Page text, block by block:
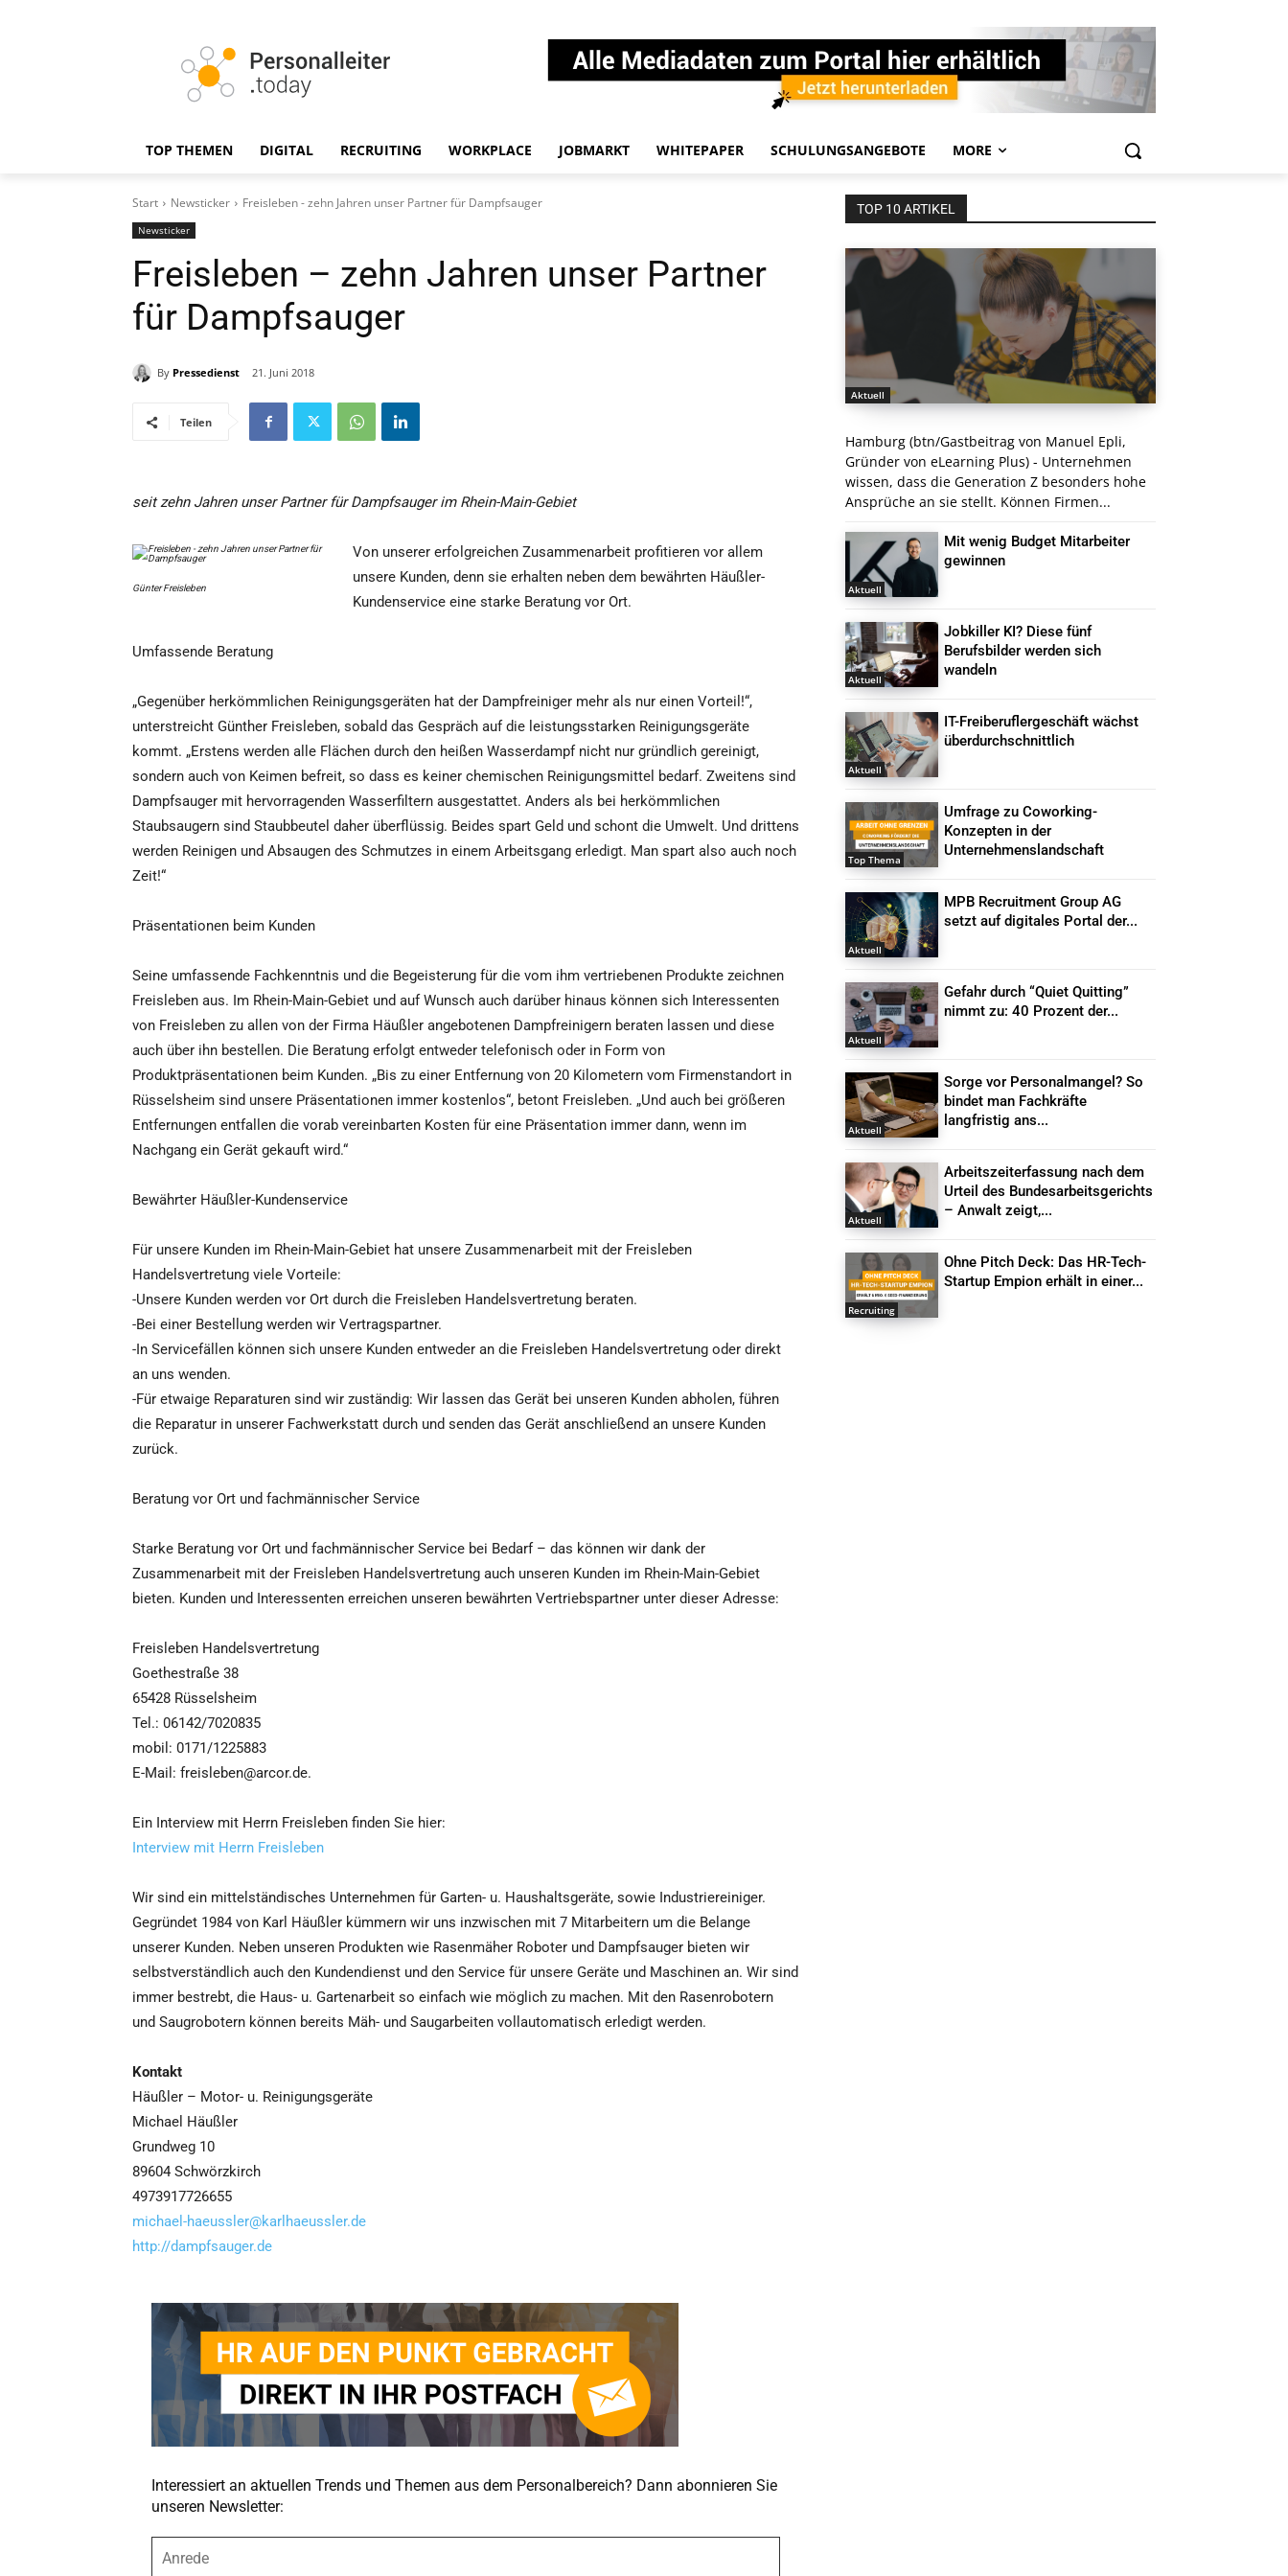
TOP THEMEN DIGITAL RECRUITING WORKPLACE JOBMARKT WHITEPAPER SCHULUNGSANGEBOTE MORE
Start Newsticker Freisleben - zehn Jahren unser Partner für Dampfsauger
Newsticker
Freisleben – zehn Jahren unser Partner
für Dampfsauger
By Pressedienst 21. Juni 2018
Teilen
seit zehn Jahren unser Partner für Dampfsauger im Rhein-Main-Gebiet
Günter Freisleben
Von unserer erfolgreichen Zusammenarbeit profitieren vor allem
unsere Kunden, denn sie erhalten neben dem bewährten Häußler-
Kundenservice eine starke Beratung vor Ort.
Umfassende Beratung
„Gegenüber herkömmlichen Reinigungsgeräten hat der Dampfreiniger mehr als nur einen Vorteil!“,
unterstreicht Günther Freisleben, sobald das Gespräch auf die leistungsstarken Reinigungsgeräte
kommt. „Erstens werden alle Flächen durch den heißen Wasserdampf nicht nur gründlich gereinigt,
sondern auch von Keimen befreit, so dass es keiner chemischen Reinigungsmittel bedarf. Zweitens sind
Dampfsauger mit hervorragenden Wasserfiltern ausgestattet. Anders als bei herkömmlichen
Staubsaugern sind Staubbeutel daher überflüssig. Beides spart Geld und schont die Umwelt. Und drittens
werden Reinigen und Absaugen des Schmutzes in einem Arbeitsgang erledigt. Man spart also auch noch
Zeit!“
Präsentationen beim Kunden
Seine umfassende Fachkenntnis und die Begeisterung für die vom ihm vertriebenen Produkte zeichnen
Freisleben aus. Im Rhein-Main-Gebiet und auf Wunsch auch darüber hinaus können sich Interessenten
von Freisleben zu allen von der Firma Häußler angebotenen Dampfreinigern beraten lassen und diese
auch über ihn bestellen. Die Beratung erfolgt entweder telefonisch oder in Form von
Produktpräsentationen beim Kunden. „Bis zu einer Entfernung von 20 Kilometern vom Firmenstandort in
Rüsselsheim sind unsere Präsentationen immer kostenlos“, betont Freisleben. „Und auch bei größeren
Entfernungen entfallen die vorab vereinbarten Kosten für eine Präsentation immer dann, wenn im
Nachgang ein Gerät gekauft wird.“
Bewährter Häußler-Kundenservice
Für unsere Kunden im Rhein-Main-Gebiet hat unsere Zusammenarbeit mit der Freisleben
Handelsvertretung viele Vorteile:
-Unsere Kunden werden vor Ort durch die Freisleben Handelsvertretung beraten.
-Bei einer Bestellung werden wir Vertragspartner.
-In Servicefällen können sich unsere Kunden entweder an die Freisleben Handelsvertretung oder direkt
an uns wenden.
-Für etwaige Reparaturen sind wir zuständig: Wir lassen das Gerät bei unseren Kunden abholen, führen
die Reparatur in unserer Fachwerkstatt durch und senden das Gerät anschließend an unsere Kunden
zurück.
Beratung vor Ort und fachmännischer Service
Starke Beratung vor Ort und fachmännischer Service bei Bedarf – das können wir dank der
Zusammenarbeit mit der Freisleben Handelsvertretung auch unseren Kunden im Rhein-Main-Gebiet
bieten. Kunden und Interessenten erreichen unseren bewährten Vertriebspartner unter dieser Adresse:
Freisleben Handelsvertretung
Goethestraße 38
65428 Rüsselsheim
Tel.: 06142/7020835
mobil: 0171/1225883
E-Mail: freisleben@arcor.de.
Ein Interview mit Herrn Freisleben finden Sie hier:
Interview mit Herrn Freisleben
Wir sind ein mittelständisches Unternehmen für Garten- u. Haushaltsgeräte, sowie Industriereiniger.
Gegründet 1984 von Karl Häußler kümmern wir uns inzwischen mit 7 Mitarbeitern um die Belange
unserer Kunden. Neben unseren Produkten wie Rasenmäher Roboter und Dampfsauger bieten wir
selbstverständlich auch den Kundendienst und den Service für unsere Geräte und Maschinen an. Wir sind
immer bestrebt, die Haus- u. Gartenarbeit so einfach wie möglich zu machen. Mit den Rasenrobotern
und Saugrobotern können bereits Mäh- und Saugarbeiten vollautomatisch erledigt werden.
Kontakt
Häußler – Motor- u. Reinigungsgeräte
Michael Häußler
Grundweg 10
89604 Schwörzkirch
4973917726655
michael-haeussler@karlhaeussler.de
http://dampfsauger.de
Interessiert an aktuellen Trends und Themen aus dem Personalbereich? Dann abonnieren Sie
unseren Newsletter:
TOP 10 ARTIKEL
Aktuell
Hamburg (btn/Gastbeitrag von Manuel Epli,
Gründer von eLearning Plus) - Unternehmen
wissen, dass die Generation Z besonders hohe
Ansprüche an sie stellt. Können Firmen...
Aktuell
Mit wenig Budget Mitarbeiter
gewinnen
Aktuell
Jobkiller KI? Diese fünf
Berufsbilder werden sich
wandeln
Aktuell
IT-Freiberuflergeschäft wächst
überdurchschnittlich
Top Thema
Umfrage zu Coworking-
Konzepten in der
Unternehmenslandschaft
Aktuell
MPB Recruitment Group AG
setzt auf digitales Portal der...
Aktuell
Gefahr durch “Quiet Quitting”
nimmt zu: 40 Prozent der...
Aktuell
Sorge vor Personalmangel? So
bindet man Fachkräfte
langfristig ans...
Aktuell
Arbeitszeiterfassung nach dem
Urteil des Bundesarbeitsgerichts
– Anwalt zeigt,...
Recruiting
Ohne Pitch Deck: Das HR-Tech-
Startup Empion erhält in einer...